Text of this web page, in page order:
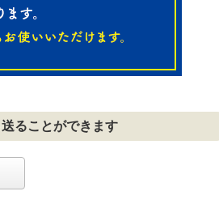
ることができます